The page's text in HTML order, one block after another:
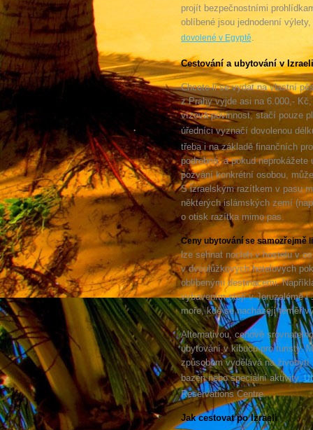
projít bezpečnostními
oblíbené jsou jednodenní
dovolené v Egyptě.
Cestování a ubytování v Izraeli
Chcete-li se vydat na vlastní
z Prahy vyjde asi na 6.000,-
vízová povinnost, stačí pouze
úředníci vyznačí dovolenou
třeba i na základě finančních
podrobná, a pokud
pozvání konkrétní osobou,
S izraelským razítkem v pasu
některých islámských zemí
o otisk razítka mimo pas.
Ceny ubytování se samozřejmě
lze sehnat nocleh v hostelu v
v dvoulůžkových hotelových
oblíbenými destinacemi.
vybavením stojí v Jeruzalémě i
moře, kde se nacházejí téměř
Alternativou, cenově
ubytování v kibucu pro turisty.
způsobem vydělává na
bazén nebo speciální aktivity.
Reservations Centre.
Jak cestovat po Izraeli